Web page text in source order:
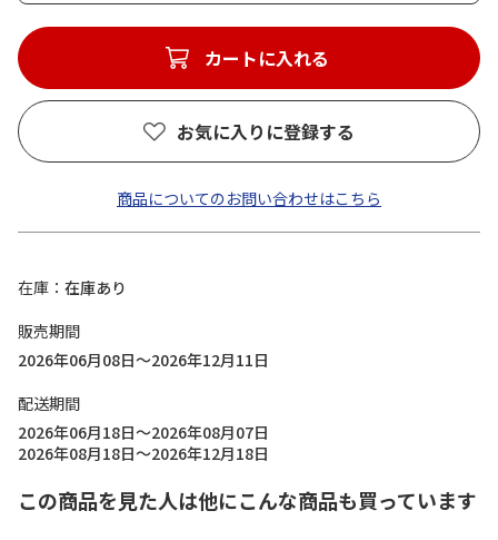
カートに入れる
お気に入りに登録する
商品についてのお問い合わせはこちら
在庫
在庫あり
販売期間
2026年06月08日～2026年12月11日
配送期間
2026年06月18日～2026年08月07日
2026年08月18日～2026年12月18日
この商品を見た人は他にこんな商品も買っています